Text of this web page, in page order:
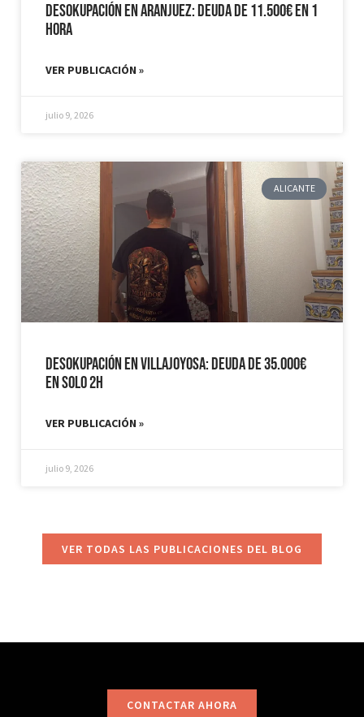
Desokupación en Aranjuez: Deuda de 11.500€ en 1
hora
VER PUBLICACIÓN »
julio 9, 2026
ALICANTE
Desokupación en Villajoyosa: Deuda de 35.000€
en solo 2h
VER PUBLICACIÓN »
julio 9, 2026
VER TODAS LAS PUBLICACIONES DEL BLOG
CONTACTAR AHORA